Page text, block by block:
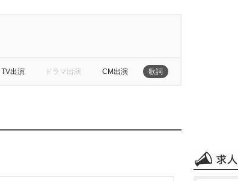
TV出演 ドラマ出演 CM出演 歌詞